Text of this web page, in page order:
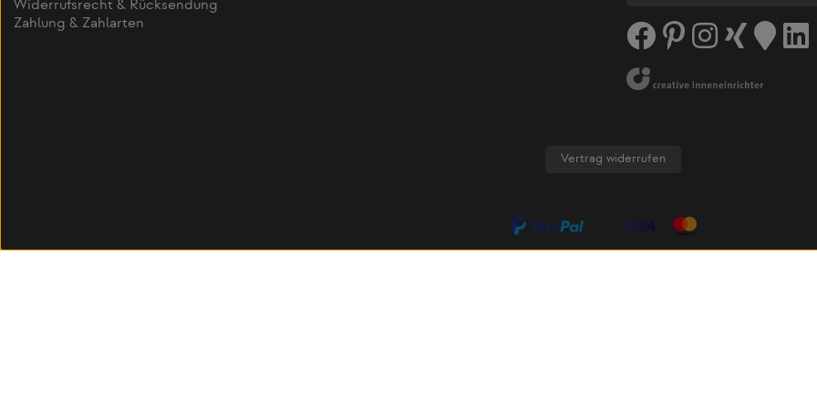
Widerrufsrecht & Rücksendung
Zahlung & Zahlarten
Vertrag widerrufen